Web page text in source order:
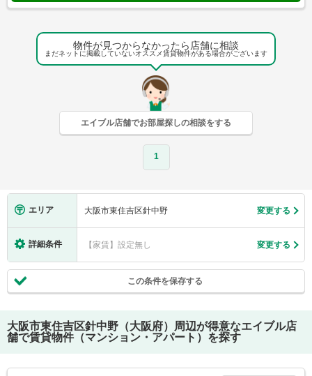
物件が見つからなかったら店舗に相談
まだネットに掲載していないオススメ賃貸物件がある場合がございます
エイブル店舗でお部屋探しの相談をする
1
エリア 大阪市東住吉区針中野 変更する
詳細条件 【家賃】設定無し 変更する
この条件を保存する
大阪市東住吉区針中野（大阪府）
周辺が得意なエイブル店
舗で賃貸物件（マンション・アパート）を探す